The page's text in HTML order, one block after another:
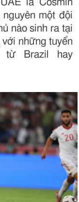
là Cosmin
một đội
nào sinh ra tại
những tuyển
Brazil hay